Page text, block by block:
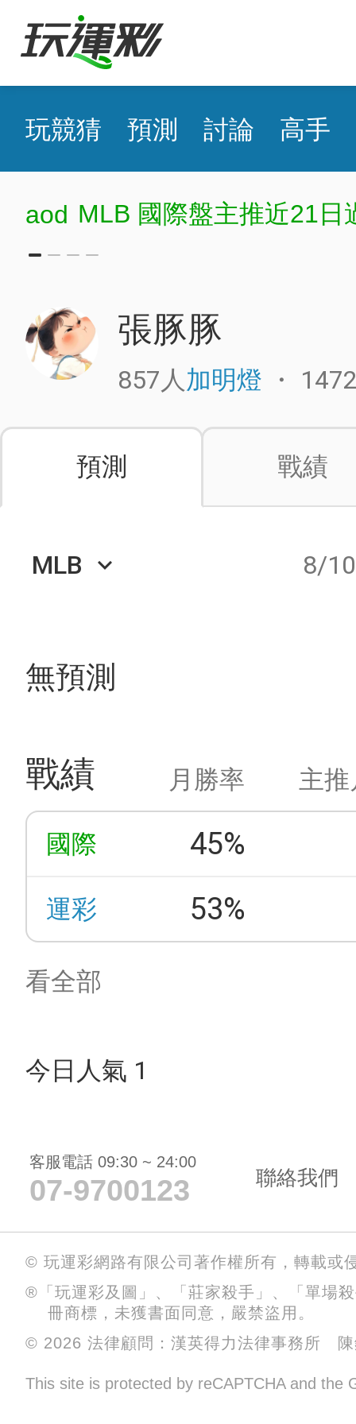
玩競猜 預測 討論 高手
aod MLB 國際盤主推近21日
張豚豚
857人加明燈 ・
預測 戰績
MLB keyboard_arrow_down 8/
無預測
戰績 月勝率 主
國際 45%
運彩 53%
看全部
今日人氣 1
客服電話 09:30 ~ 24:00
07-9700123 聯絡我們
© 玩運彩網路有限公司著作權所有，轉載或
®「玩運彩及圖」、「莊家殺手」、「單場
冊商標，未獲書面同意，嚴禁盜用。
© 2026 法律顧問：漢英得力法律事務所 陳
This site is protected by reCAPTCHA and the